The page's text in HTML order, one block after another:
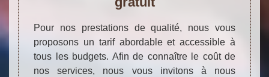
Pour nos prestations de qualité, nous vous
proposons un tarif abordable et accessible à
tous les budgets. Afin de connaître le coût de
nos services, nous vous invitons à nous